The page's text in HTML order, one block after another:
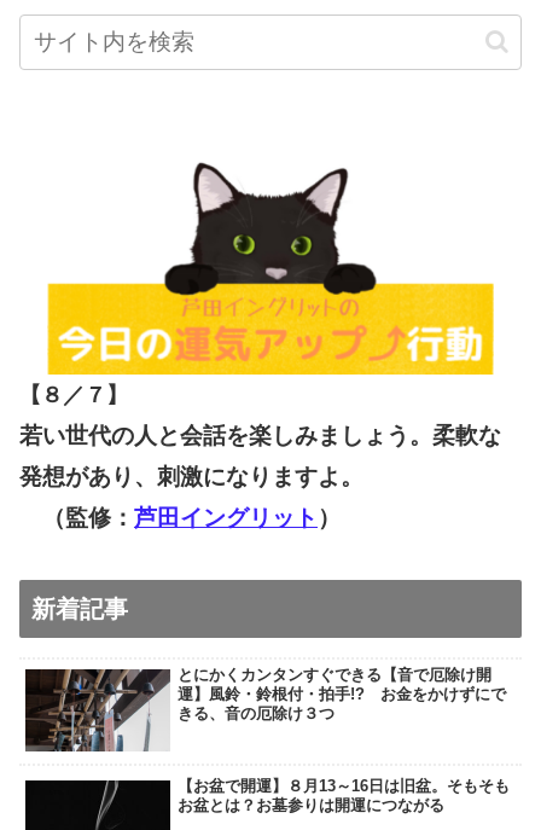
【８／７ 】
若い世代の人と会話を楽しみましょう。柔軟な
発想があり、刺激になりますよ。
（監修： 芦田イングリット ）
新着記事
とにかくカンタンすぐできる【音で厄除け開
運】風鈴・鈴根付・拍手!? お金をかけずにで
きる、音の厄除け３つ
【お盆で開運】８月13～16日は旧盆。そもそも
お盆とは？お墓参りは開運につながる